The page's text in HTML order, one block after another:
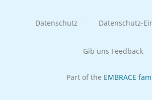
Datenschutz Datenschutz-
Gib uns Feedback
Part of the EMBRACE